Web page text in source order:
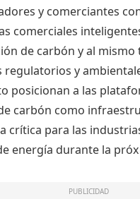
y comerciantes
comerciales
de carbón y al
regulatorios y
posicionan a las
carbón como
crítica para las
energía durante la